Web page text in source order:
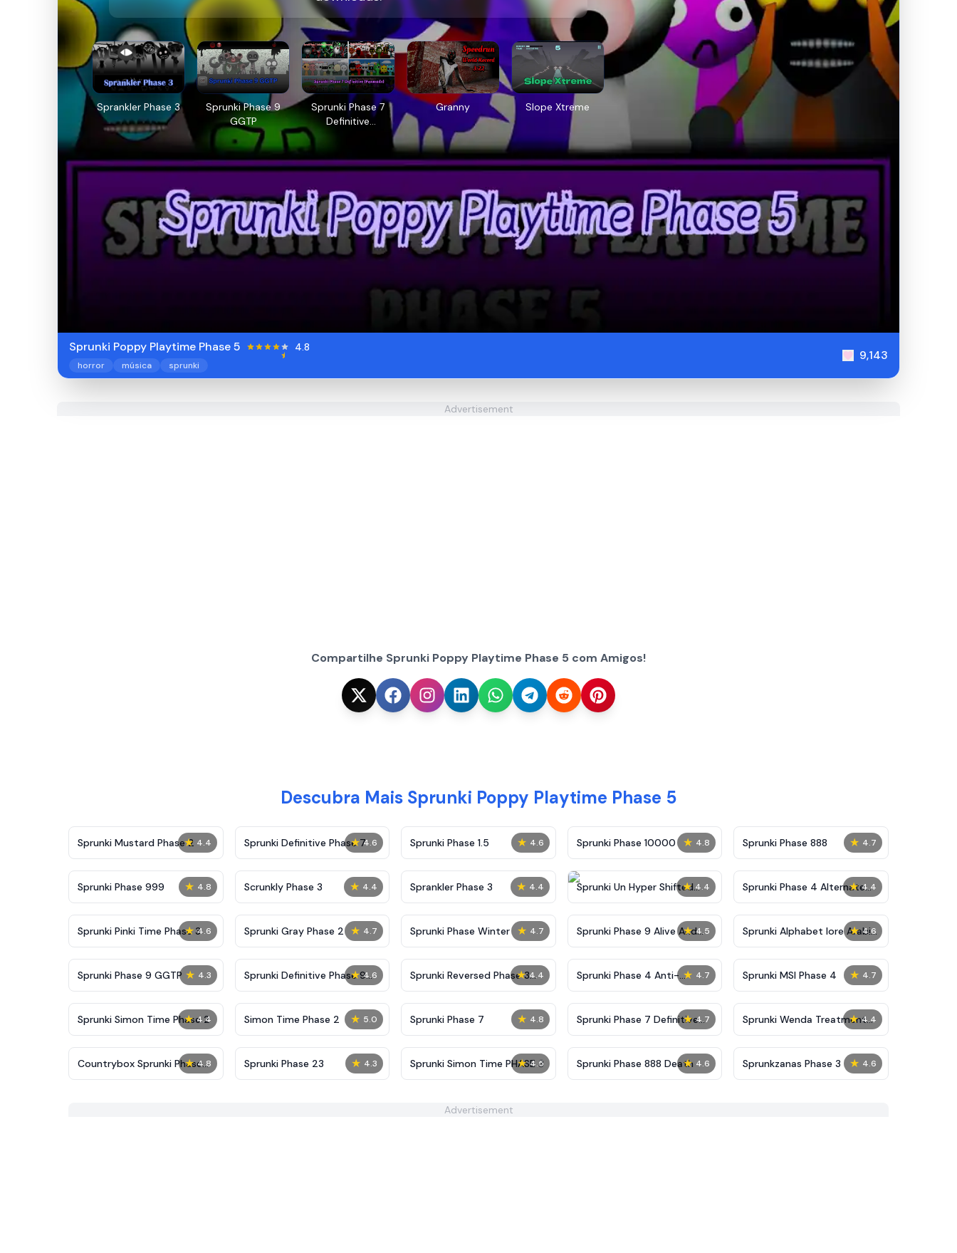
Sprankler Phase 3
Sprunki Phase 9
GGTP
Sprunki Phase 7
Definitive
Granny Slope Xtreme
Sprunki Poppy Playtime Phase 5 4.8
horror música sprunki
9,143
Advertisement
Compartilhe Sprunki Poppy Playtime Phase 5 com Amigos!
Descubra Mais Sprunki Poppy Playtime Phase 5
★ 4.4
Sprunki Mustard Phase 2 ★ 4.6
Sprunki Definitive Phase 7 ★ 4.6
Sprunki Phase 1.5 ★ 4.8
Sprunki Phase 10000 ★ 4.7
Sprunki Phase 888
★ 4.8
Sprunki Phase 999 ★ 4.4
Scrunkly Phase 3 ★ 4.4
Sprankler Phase 3 ★ 4.4
Sprunki Un Hyper Shifted
Phase 4
★ 4.4
Sprunki Phase 4 Alternate
Edition
★ 4.6
Sprunki Pinki Time Phase 3 ★ 4.7
Sprunki Gray Phase 2 ★ 4.7
Sprunki Phase Winter ★ 4.5
Sprunki Phase 9 Alive And
Malediction
★ 4.6
Sprunki Alphabet lore Arabic
Phase 3
★ 4.3
Sprunki Phase 9 GGTP ★ 4.6
Sprunki Definitive Phase 9
New
★ 4.4
Sprunki Reversed Phase 3
Definitive
★ 4.7
Sprunki Phase 4 Anti-
Shifted
★ 4.7
Sprunki MSI Phase 4
★ 4.4
Sprunki Simon Time Phase 2 ★ 5.0
Simon Time Phase 2 ★ 4.8
Sprunki Phase 7 ★ 4.7
Sprunki Phase 7 Definitive
(Fanmade)
★ 4.4
Sprunki Wenda Treatment
Phase 40
★ 4.8
Countrybox Sprunki Phase
777
★ 4.3
Sprunki Phase 23 ★ 4.5
Sprunki Simon Time PHASE 3 ★ 4.6
Sprunki Phase 888 Death ★ 4.6
Sprunkzanas Phase 3
Advertisement